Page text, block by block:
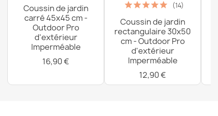
Coussin de jardin
carré 45x45 cm -
Outdoor Pro
d'extérieur
Imperméable
16,90 €
(14)
Coussin de jardin
rectangulaire 30x50
cm - Outdoor Pro
d'extérieur
Imperméable
12,90 €